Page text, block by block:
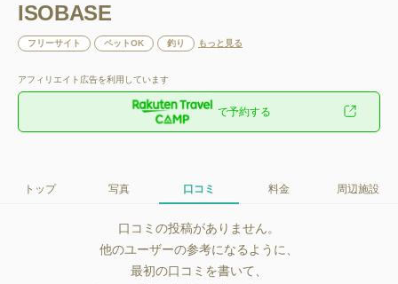
ISOBASE
フリーサイト ペットOK 釣り もっと見る
アフィリエイト広告を利用しています
で予約する
トップ 写真 口コミ 料金 周辺施設
口コミの投稿がありません。
他のユーザーの参考になるように、
最初の口コミを書いて、